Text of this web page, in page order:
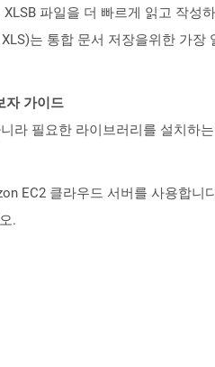
파일을 더 빠르게 읽고 작성
는 통합 문서 저장을위한 가
자 가이드
라 필요한 라이브러리를 설치하
EC2 클라우드 서버를 사용합니
.